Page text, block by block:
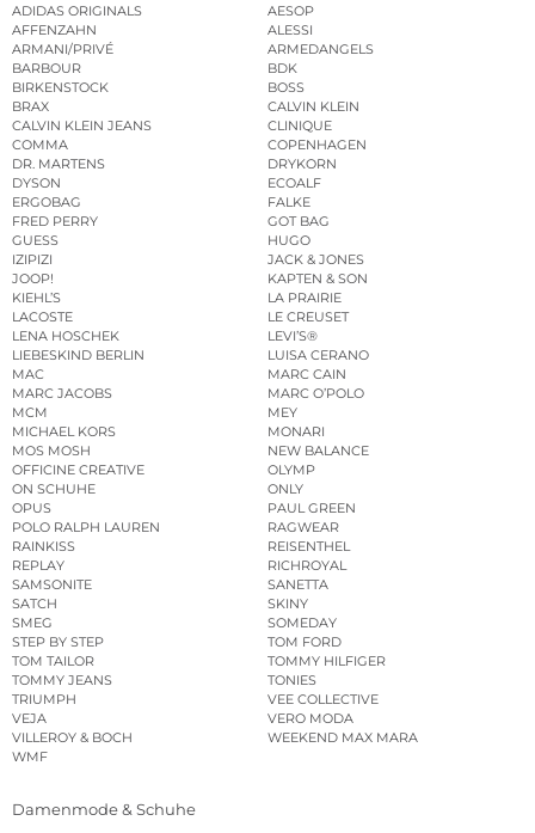
ADIDAS ORIGINALS
AESOP
AFFENZAHN
ALESSI
ARMANI/PRIVÉ
ARMEDANGELS
BARBOUR
BDK
BIRKENSTOCK
BOSS
BRAX
CALVIN KLEIN
CALVIN KLEIN JEANS
CLINIQUE
COMMA
COPENHAGEN
DR. MARTENS
DRYKORN
DYSON
ECOALF
ERGOBAG
FALKE
FRED PERRY
GOT BAG
GUESS
HUGO
IZIPIZI
JACK & JONES
JOOP!
KAPTEN & SON
KIEHL’S
LA PRAIRIE
LACOSTE
LE CREUSET
LENA HOSCHEK
LEVI’S®
LIEBESKIND BERLIN
LUISA CERANO
MAC
MARC CAIN
MARC JACOBS
MARC O’POLO
MCM
MEY
MICHAEL KORS
MONARI
MOS MOSH
NEW BALANCE
OFFICINE CREATIVE
OLYMP
ON SCHUHE
ONLY
OPUS
PAUL GREEN
POLO RALPH LAUREN
RAGWEAR
RAINKISS
REISENTHEL
REPLAY
RICHROYAL
SAMSONITE
SANETTA
SATCH
SKINY
SMEG
SOMEDAY
STEP BY STEP
TOM FORD
TOM TAILOR
TOMMY HILFIGER
TOMMY JEANS
TONIES
TRIUMPH
VEE COLLECTIVE
VEJA
VERO MODA
VILLEROY & BOCH
WEEKEND MAX MARA
WMF
Damenmode & Schuhe